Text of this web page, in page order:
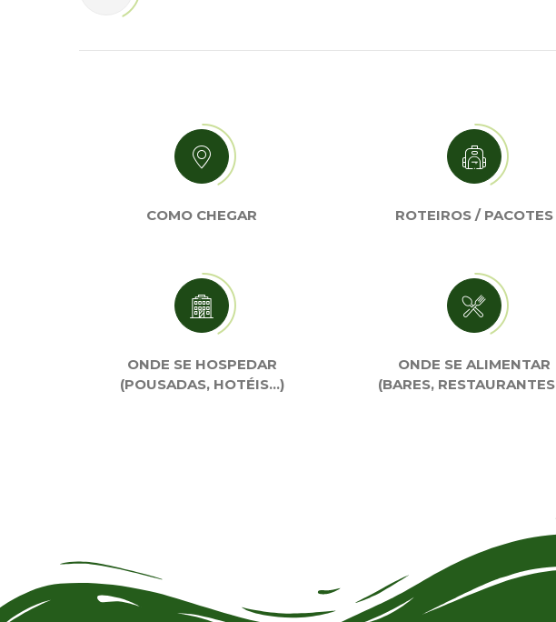
COMO CHEGAR ROTEIROS / PACOTES
ONDE SE HOSPEDAR
(POUSADAS, HOTÉIS…)
ONDE SE ALIMENTAR
(BARES,